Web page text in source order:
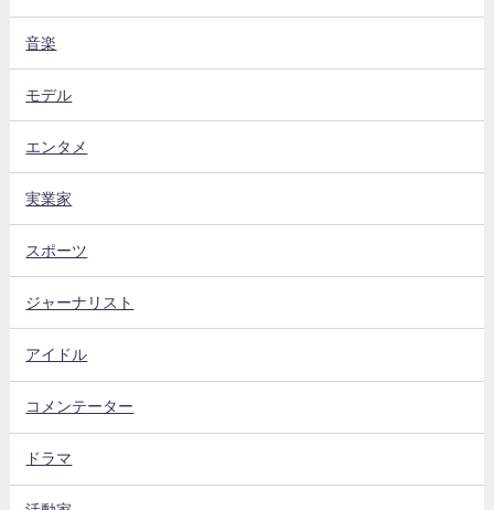
音楽
モデル
エンタメ
実業家
スポーツ
ジャーナリスト
アイドル
コメンテーター
ドラマ